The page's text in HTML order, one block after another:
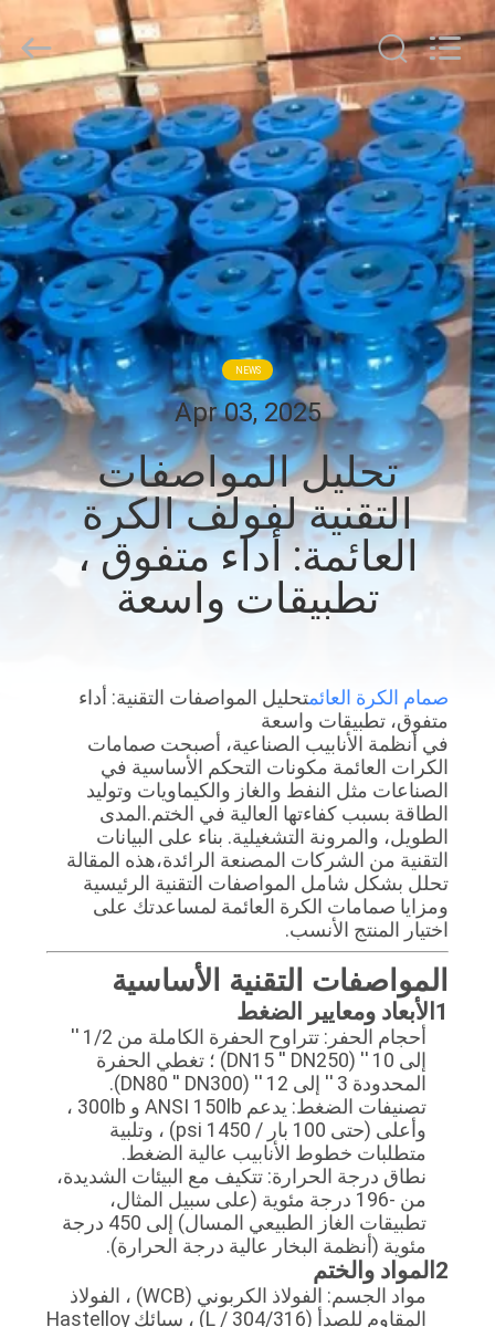
المنزل
المنتجات
حولنا
جولة
في
المصنع
مراقبة
الجودة
أخبار
اطلب
اقتباس
خريطة
الموقع
PRIVACY
POLICY
valve
group.
Rights
Reserved.
NEWS
Apr 03, 2025
تحليل المواصفات
التقنية لفولف الكرة
العائمة: أداء متفوق ،
تطبيقات واسعة
صمام الكرة العائمتحليل المواصفات التقنية: أداء
متفوق، تطبيقات واسعة
في أنظمة الأنابيب الصناعية، أصبحت صمامات
الكرات العائمة مكونات التحكم الأساسية في
الصناعات مثل النفط والغاز والكيماويات وتوليد
الطاقة بسبب كفاءتها العالية في الختم.المدى
الطويل، والمرونة التشغيلية. بناء على البيانات
التقنية من الشركات المصنعة الرائدة،هذه المقالة
تحلل بشكل شامل المواصفات التقنية الرئيسية
ومزايا صمامات الكرة العائمة لمساعدتك على
اختيار المنتج الأنسب.
المواصفات التقنية الأساسية
1الأبعاد ومعايير الضغط
أحجام الحفر: تتراوح الحفرة الكاملة من 1/2 ′′
إلى 10 ′′ (DN15 ′′ DN250) ؛ تغطي الحفرة
المحدودة 3 ′′ إلى 12 ′′ (DN80 ′′ DN300).
تصنيفات الضغط: يدعم ANSI 150lb و 300lb ،
وأعلى (حتى 100 بار / 1450 psi) ، وتلبية
متطلبات خطوط الأنابيب عالية الضغط.
نطاق درجة الحرارة: تتكيف مع البيئات الشديدة،
من -196 درجة مئوية (على سبيل المثال،
تطبيقات الغاز الطبيعي المسال) إلى 450 درجة
مئوية (أنظمة البخار عالية درجة الحرارة).
2المواد والختم
مواد الجسم: الفولاذ الكربوني (WCB) ، الفولاذ
المقاوم للصدأ (304/316 / L) ، سبائك Hastelloy